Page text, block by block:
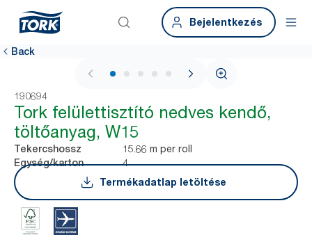
Bejelentkezés
Back
1 / 5
190694
Tork felülettisztító nedves kendő,
töltőanyag, W15
Tekercshossz 15.66 m per roll
Egység/karton
4
Termékadatlap letöltése